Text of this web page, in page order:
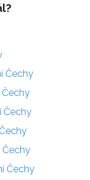
Čechy
Čechy
Čechy
Čechy